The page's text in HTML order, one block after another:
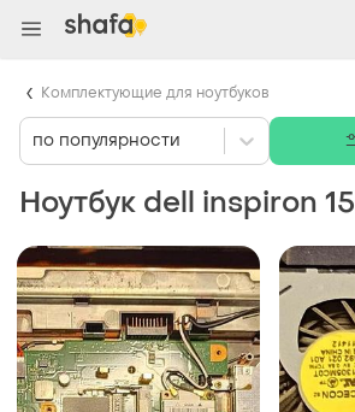
Ноутбук dell inspiron 15
по популярности
Комплектующие для ноутбуков